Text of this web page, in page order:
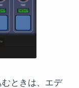
ときは、エデ